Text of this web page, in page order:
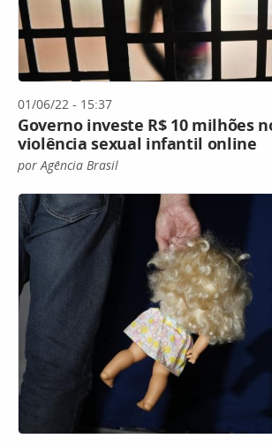
01/06/22 - 15:37
Governo investe R$ 10 milhões
violência sexual infantil online
por Agência Brasil